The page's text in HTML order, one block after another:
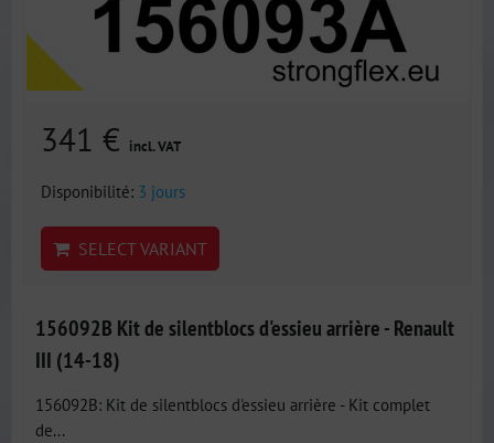
341 € incl. VAT
Disponibilité: 3 jours
SELECT VARIANT
156092B Kit de silentblocs d'essieu arrière - Renault
III (14-18)
156092B: Kit de silentblocs d'essieu arrière - Kit complet
de...